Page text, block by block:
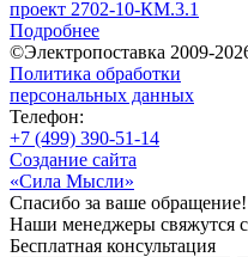
проект 2702-10-КМ.3.1
Подробнее
©Электропоставка 2009-
Политика обработки
персональных данных
Телефон:
+7 (499) 390-51-14
Создание сайта
«Сила Мысли»
Спасибо за ваше обращение!
Наши менеджеры свяжутся
Бесплатная консультация